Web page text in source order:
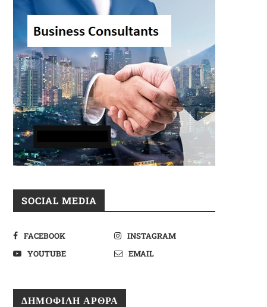
Πωλείται επιχείρηση All-Day
& Εστίαση στην Δυτική...
8 Οκτωβρίου 2025
Franchise ή Αντιπροσωπεία:
Αποκτάτε σε Κάθε Μοντέλο;
SOCIAL MEDIA
FACEBOOK
INSTAGRAM
YOUTUBE
EMAIL
ΔΗΜΟΦΙΛΉ ΆΡΘΡΑ